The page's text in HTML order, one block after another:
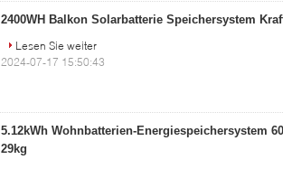
2400WH Balkon Solarbatterie Speichersystem
Lesen Sie weiter
2024-07-17 15:50:43
5.12kWh Wohnbatterien-Energiespeichersystem
29kg